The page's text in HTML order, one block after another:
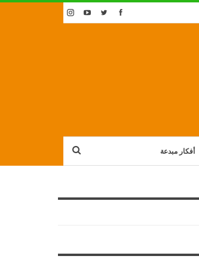
أفكار مبدعة